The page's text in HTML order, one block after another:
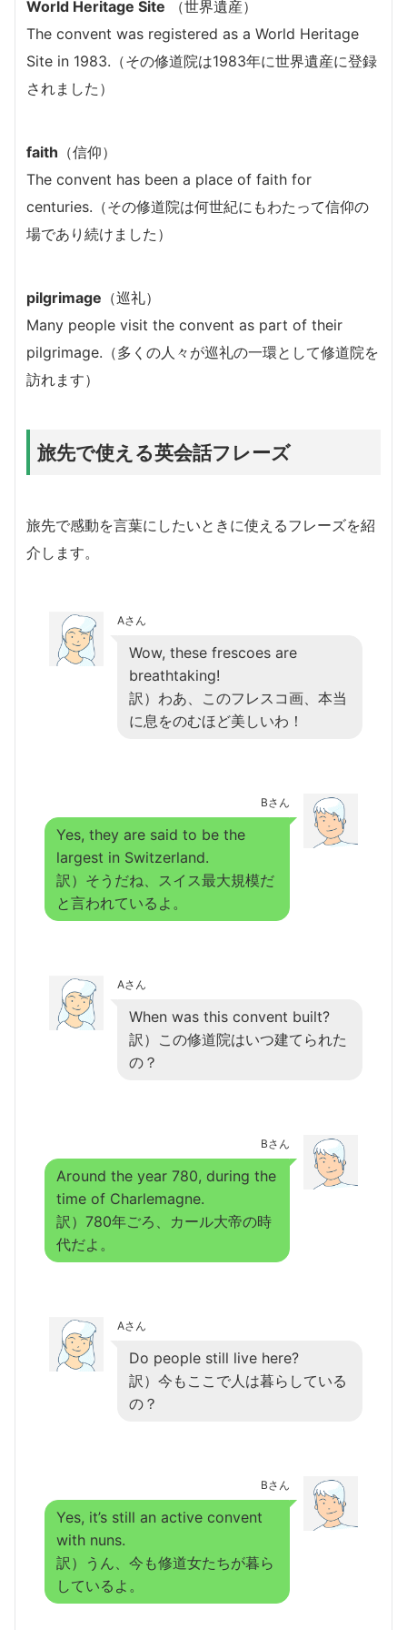
World Heritage Site （世界遺産）
The convent was registered as a World Heritage
Site in 1983.（その修道院は1983年に世界遺産に登録
されました）
faith （信仰）
The convent has been a place of faith for
centuries.（その修道院は何世紀にもわたって信仰の
場であり続けました）
pilgrimage （巡礼）
Many people visit the convent as part of their
pilgrimage.（多くの人々が巡礼の一環として修道院を
訪れます）
旅先で使える英会話フレーズ
旅先で感動を言葉にしたいときに使えるフレーズを紹
介します。
Aさん
Wow, these frescoes are
breathtaking!
訳）わあ、このフレスコ画、本当
に息をのむほど美しいわ！
Bさん
Yes, they are said to be the
largest in Switzerland.
訳）そうだね、スイス最大規模だ
と言われているよ。
Aさん
When was this convent built?
訳）この修道院はいつ建てられた
の？
Bさん
Around the year 780, during the
time of Charlemagne.
訳）780年ごろ、カール大帝の時
代だよ。
Aさん
Do people still live here?
訳）今もここで人は暮らしている
の？
Bさん
Yes, it’s still an active convent
with nuns.
訳）うん、今も修道女たちが暮ら
しているよ。